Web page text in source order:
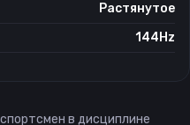
Растянутое
144Hz
в дисциплине